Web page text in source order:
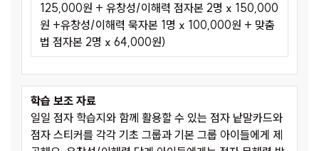
125,000원 + 유창성/이해력 점자본 2명 x 150,000
원 +유창성/이해력 묵자본 1명 x 100,000원 + 맞춤
법 점자본 2명 x 64,000원)
학습 보조 자료
일일 점자 학습지와 함께 활용할 수 있는 점자 낱말카드와
점자 스티커를 각각 기초 그룹과 기본 그룹 아이들에게 제